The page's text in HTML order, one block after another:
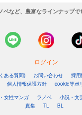
ベなど、豊富なラインナップで
ログイン
ある質問) お問い合わせ 採用
個人情報保護方針
cookie等ポ
女性マンガ ラノベ 小説・文
真集
TL BL